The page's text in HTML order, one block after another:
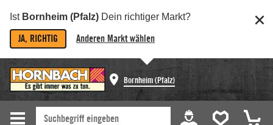
Ist Bornheim (Pfalz) Dein richtiger Markt?
JA, RICHTIG Anderen Markt wählen
Bornheim (Pfalz)